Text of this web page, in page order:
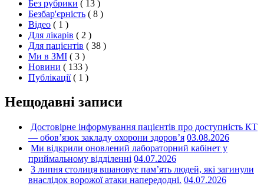
Без рубрики ( 13 )
Безбар'єрність ( 8 )
Відео ( 1 )
Для лікарів ( 2 )
Для пацієнтів ( 38 )
Ми в ЗМІ ( 3 )
Новини ( 133 )
Публікації ( 1 )
Нещодавні записи
Достовірне інформування пацієнтів про доступність КТ
— обов’язок закладу охорони здоров’я 03.08.2026
Ми відкрили оновлений лабораторний кабінет у
приймальному відділенні 04.07.2026
3 липня столиця вшановує пам’ять людей, які загинули
внаслідок ворожої атаки напередодні. 04.07.2026